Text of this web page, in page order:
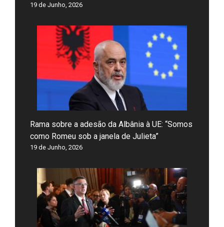
19 de Junho, 2026
Rama sobre a adesão da Albânia à UE: “Somos
como Romeu sob a janela de Julieta”
19 de Junho, 2026